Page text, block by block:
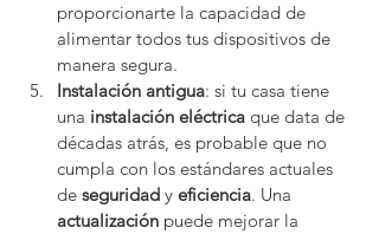
proporcionarte la capacidad de
alimentar todos tus dispositivos de
manera segura.
Instalación antigua: si tu casa tiene
una instalación eléctrica que data de
décadas atrás, es probable que no
cumpla con los estándares actuales
de seguridad y eficiencia. Una
actualización puede mejorar la